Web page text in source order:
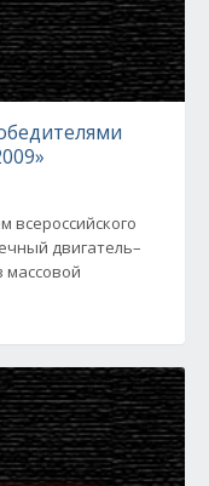
всероссийского
двигатель–
массовой